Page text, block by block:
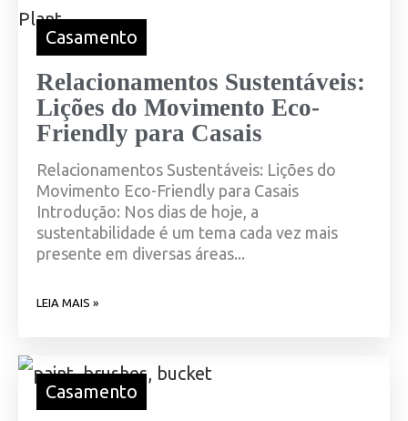
Casamento
Relacionamentos Sustentáveis:
Lições do Movimento Eco-
Friendly para Casais
Relacionamentos Sustentáveis: Lições do
Movimento Eco-Friendly para Casais
Introdução: Nos dias de hoje, a
sustentabilidade é um tema cada vez mais
presente em diversas áreas...
LEIA MAIS »
Casamento